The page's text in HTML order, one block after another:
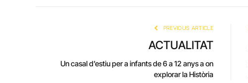
PREVIOUS ARTICLE
ACTUALITAT
Un casal d’estiu per a infants de 6 a 12 anys a on
explorar la Història